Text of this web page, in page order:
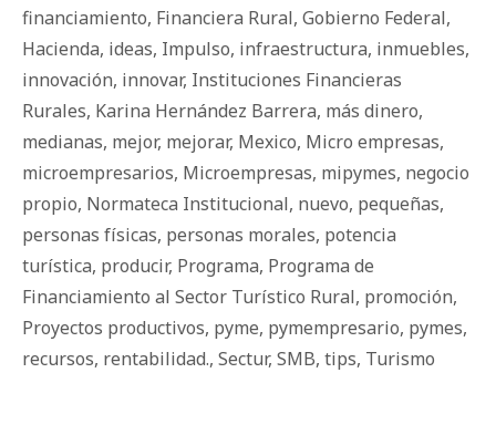
financiamiento, Financiera Rural, Gobierno Federal,
Hacienda, ideas, Impulso, infraestructura, inmuebles,
innovación, innovar, Instituciones Financieras
Rurales, Karina Hernández Barrera, más dinero,
medianas, mejor, mejorar, Mexico, Micro empresas,
microempresarios, Microempresas, mipymes, negocio
propio, Normateca Institucional, nuevo, pequeñas,
personas físicas, personas morales, potencia
turística, producir, Programa, Programa de
Financiamiento al Sector Turístico Rural, promoción,
Proyectos productivos, pyme, pymempresario, pymes,
recursos, rentabilidad., Sectur, SMB, tips, Turismo